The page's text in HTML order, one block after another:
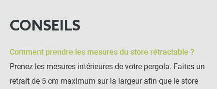
CONSEILS
Comment prendre les mesures du store rétractable ?
Prenez les mesures intérieures de votre pergola. Faites un
retrait de 5 cm maximum sur la largeur afin que le store